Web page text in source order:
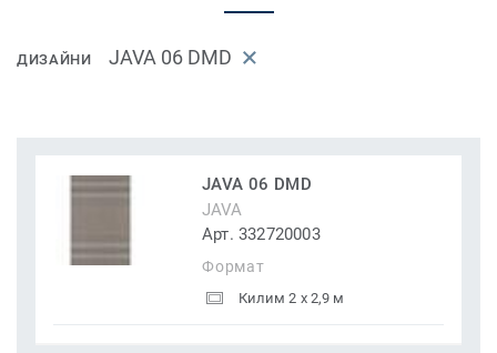
ДИЗАЙНИ JAVA 06 DMD
JAVA 06 DMD
JAVA
Арт. 332720003
Формат
Килим 2 x 2,9 м